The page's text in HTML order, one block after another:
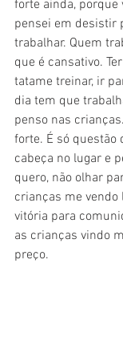
forte ainda, porque
pensei em desistir
trabalhar. Quem
que é cansativo.
tatame treinar, ir
dia tem que
penso nas
forte. É só questão
cabeça no lugar e
quero, não olhar
crianças me
vitória para
as crianças vindo
preço.